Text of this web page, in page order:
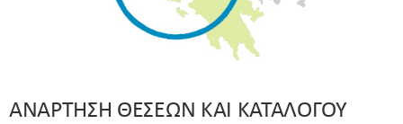
ΑΝΑΡΤΗΣΗ ΘΕΣΕΩΝ ΚΑΙ ΚΑΤΑΛΟΓΟΥ